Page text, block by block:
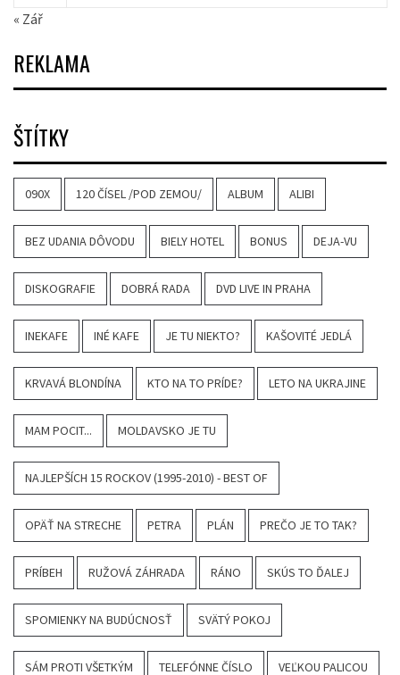
« Zář
REKLAMA
ŠTÍTKY
090X 120 ČÍSEL /POD ZEMOU/ ALBUM ALIBI
BEZ UDANIA DÔVODU BIELY HOTEL BONUS DEJA-VU
DISKOGRAFIE DOBRÁ RADA DVD LIVE IN PRAHA
INEKAFE INÉ KAFE JE TU NIEKTO? KAŠOVITÉ JEDLÁ
KRVAVÁ BLONDÍNA KTO NA TO PRÍDE? LETO NA UKRAJINE
MAM POCIT... MOLDAVSKO JE TU
NAJLEPŠÍCH 15 ROCKOV (1995-2010) - BEST OF
OPÄŤ NA STRECHE PETRA PLÁN PREČO JE TO TAK?
PRÍBEH RUŽOVÁ ZÁHRADA RÁNO SKÚS TO ĎALEJ
SPOMIENKY NA BUDÚCNOSŤ SVÄTÝ POKOJ
SÁM PROTI VŠETKÝM TELEFÓNNE ČÍSLO VEĽKOU PALICOU